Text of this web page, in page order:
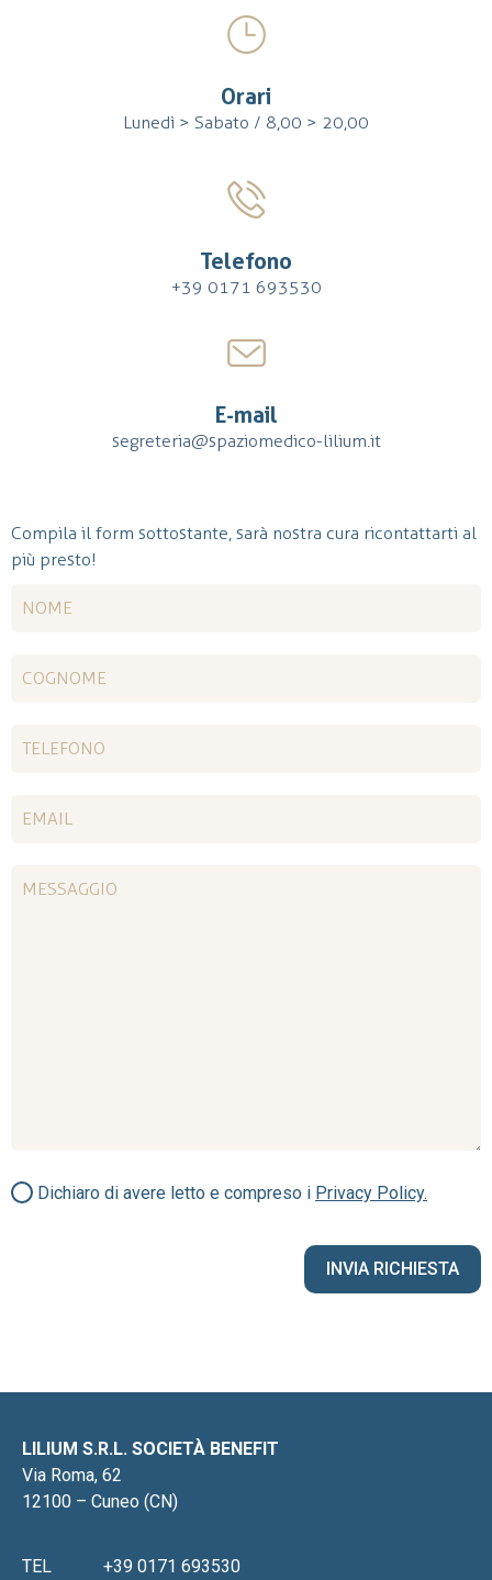
Orari
Lunedì > Sabato / 8,00 > 20,00
Telefono
+39 0171 693530
E-mail
segreteria@spaziomedico-lilium.it
Compila il form sottostante, sarà nostra cura ricontattarti al
più presto!
Dichiaro di avere letto e compreso i Privacy Policy.
LILIUM S.R.L. SOCIETÀ BENEFIT
Via Roma, 62
12100 – Cuneo (CN)
TEL +39 0171 693530